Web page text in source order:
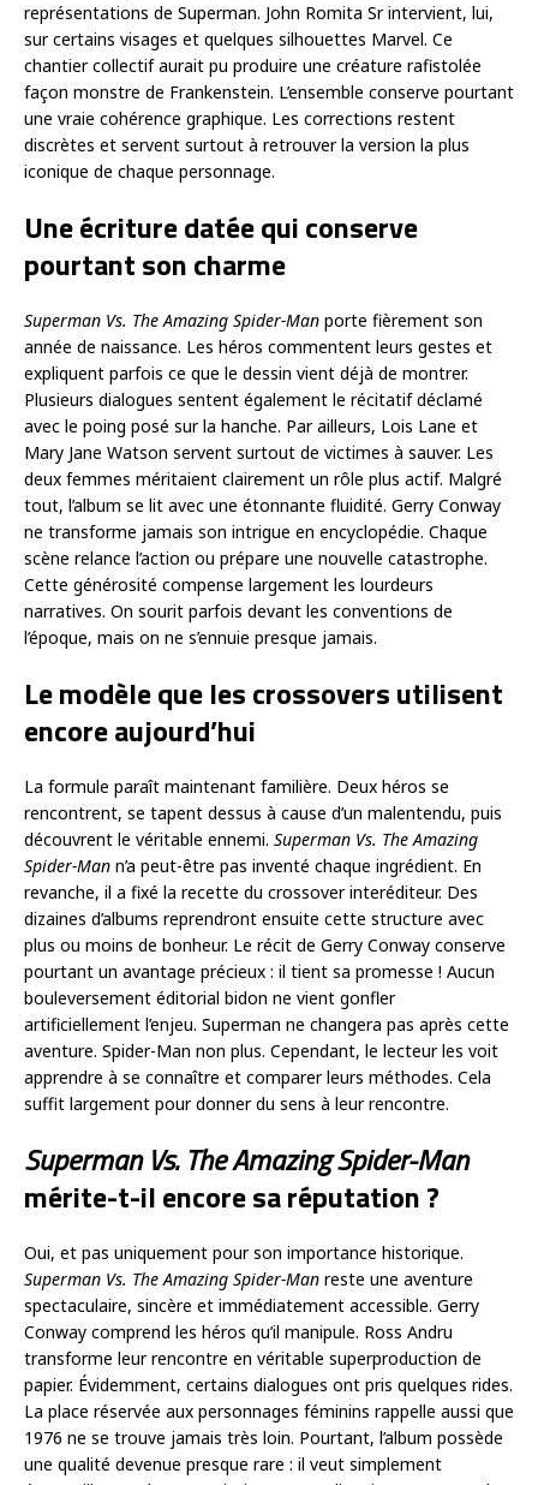
représentations de Superman. John Romita Sr intervient, lui,
sur certains visages et quelques silhouettes Marvel. Ce
chantier collectif aurait pu produire une créature rafistolée
façon monstre de Frankenstein. L’ensemble conserve pourtant
une vraie cohérence graphique. Les corrections restent
discrètes et servent surtout à retrouver la version la plus
iconique de chaque personnage.
Une écriture datée qui conserve
pourtant son charme
Superman Vs. The Amazing Spider-Man porte fièrement son
année de naissance. Les héros commentent leurs gestes et
expliquent parfois ce que le dessin vient déjà de montrer.
Plusieurs dialogues sentent également le récitatif déclamé
avec le poing posé sur la hanche. Par ailleurs, Lois Lane et
Mary Jane Watson servent surtout de victimes à sauver. Les
deux femmes méritaient clairement un rôle plus actif. Malgré
tout, l’album se lit avec une étonnante fluidité. Gerry Conway
ne transforme jamais son intrigue en encyclopédie. Chaque
scène relance l’action ou prépare une nouvelle catastrophe.
Cette générosité compense largement les lourdeurs
narratives. On sourit parfois devant les conventions de
l’époque, mais on ne s’ennuie presque jamais.
Le modèle que les crossovers utilisent
encore aujourd’hui
La formule paraît maintenant familière. Deux héros se
rencontrent, se tapent dessus à cause d’un malentendu, puis
découvrent le véritable ennemi. Superman Vs. The Amazing
Spider-Man n’a peut-être pas inventé chaque ingrédient. En
revanche, il a fixé la recette du crossover interéditeur. Des
dizaines d’albums reprendront ensuite cette structure avec
plus ou moins de bonheur. Le récit de Gerry Conway conserve
pourtant un avantage précieux : il tient sa promesse ! Aucun
bouleversement éditorial bidon ne vient gonfler
artificiellement l’enjeu. Superman ne changera pas après cette
aventure. Spider-Man non plus. Cependant, le lecteur les voit
apprendre à se connaître et comparer leurs méthodes. Cela
suffit largement pour donner du sens à leur rencontre.
Superman Vs. The Amazing Spider-Man
mérite-t-il encore sa réputation ?
Oui, et pas uniquement pour son importance historique.
Superman Vs. The Amazing Spider-Man reste une aventure
spectaculaire, sincère et immédiatement accessible. Gerry
Conway comprend les héros qu’il manipule. Ross Andru
transforme leur rencontre en véritable superproduction de
papier. Évidemment, certains dialogues ont pris quelques rides.
La place réservée aux personnages féminins rappelle aussi que
1976 ne se trouve jamais très loin. Pourtant, l’album possède
une qualité devenue presque rare : il veut simplement